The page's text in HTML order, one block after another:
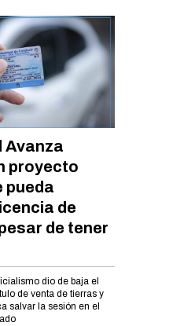
Avanza
proyecto
pueda
de
de tener
dio de baja el
de venta de tierras y
salvar la sesión en el